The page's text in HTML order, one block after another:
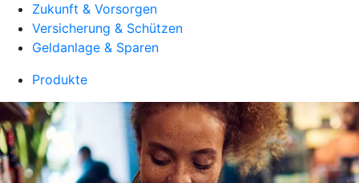
Zukunft & Vorsorgen
Versicherung & Schützen
Geldanlage & Sparen
Produkte